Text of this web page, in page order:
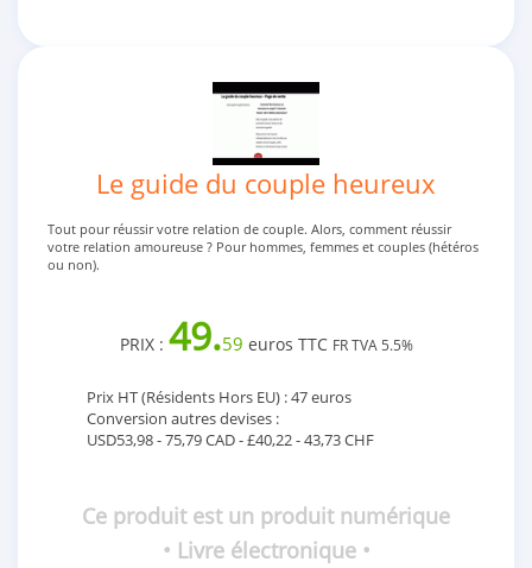
Le guide du couple heureux
Tout pour réussir votre relation de couple. Alors, comment réussir
votre relation amoureuse ? Pour hommes, femmes et couples (hétéros
ou non).
PRIX : 49.59 euros TTC FR TVA 5.5%
Prix HT (Résidents Hors EU) : 47 euros
Conversion autres devises :
USD53,98 - 75,79 CAD - £40,22 - 43,73 CHF
Ce produit est un produit numérique
• Livre électronique •